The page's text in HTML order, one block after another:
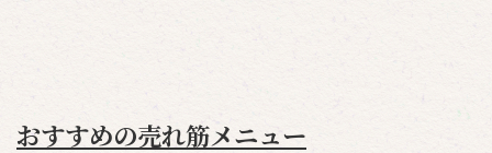
おすすめの売れ筋メニュー